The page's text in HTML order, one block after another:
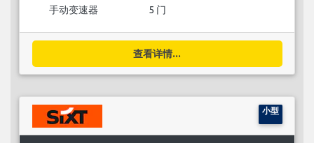
手动变速器 5 门
查看详情...
小型